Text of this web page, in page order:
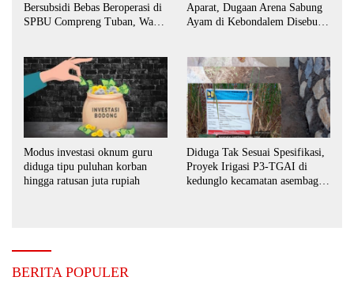
Bersubsidi Bebas Beroperasi di
SPBU Compreng Tuban, Warga
Aparat, Dugaan Arena Sabung
Ayam di Kebondalem Disebut
Modus investasi oknum guru
diduga tipu puluhan korban
hingga ratusan juta rupiah
Diduga Tak Sesuai Spesifikasi,
Proyek Irigasi P3-TGAI di
kedunglo kecamatan asembagus
BERITA POPULER